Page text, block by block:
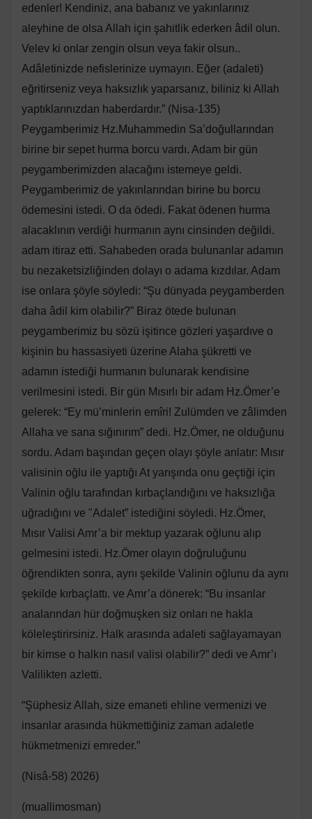
edenler! Kendiniz, ana babanız ve yakınlarınız
aleyhine de olsa Allah için şahitlik ederken âdil olun.
Velev ki onlar zengin olsun veya fakir olsun..
Adâletinizde nefislerinize uymayın. Eğer (adaleti)
eğritirseniz veya haksızlık yaparsanız, biliniz ki Allah
yaptıklarınızdan haberdardır.” (Nisa-135)
Peygamberimiz Hz.Muhammedin Sa’doğullarından
birine bir sepet hurma borcu vardı. Adam bir gün
peygamberimizden alacağını istemeye geldi.
Peygamberimiz de yakınlarından birine bu borcu
ödemesini istedi. O da ödedi. Fakat ödenen hurma
alacaklının verdiği hurmanın aynı cinsinden değildi.
adam itiraz etti. Sahabeden orada bulunanlar adamın
bu nezaketsizliğinden dolayı o adama kızdılar. Adam
ise onlara şöyle söyledi: “Şu dünyada peygamberden
daha âdil kim olabilir?” Biraz ötede bulunan
peygamberimiz bu sözü işitince gözleri yaşardıve o
kişinin bu hassasiyeti üzerine Alaha şükretti ve
adamın istediği hurmanın bulunarak kendisine
verilmesini istedi. Bir gün Mısırlı bir adam Hz.Ömer’e
gelerek: “Ey mü’minlerin emîri! Zulümden ve zâlimden
Allaha ve sana sığınırım” dedi. Hz.Ömer, ne olduğunu
sordu. Adam başından geçen olayı şöyle anlatır: Mısır
valisinin oğlu ile yaptığı At yarışında onu geçtiği için
Valinin oğlu tarafından kırbaçlandığını ve haksızlığa
uğradığını ve "Adalet” istediğini söyledi. Hz.Ömer,
Mısır Valisi Amr’a bir mektup yazarak oğlunu alıp
gelmesini istedi. Hz.Ömer olayın doğruluğunu
öğrendikten sonra, aynı şekilde Valinin oğlunu da aynı
şekilde kırbaçlattı. ve Amr’a dönerek: “Bu insanlar
analarından hür doğmuşken siz onları ne hakla
köleleştirirsiniz. Halk arasında adaleti sağlayamayan
bir kimse o halkın nasıl valisi olabilir?” dedi ve Amr’ı
Valilikten azletti.
“Şüphesiz Allah, size emaneti ehline vermenizi ve
insanlar arasında hükmettiğiniz zaman adaletle
hükmetmenizi emreder.”
(Nisâ-58) 2026)
(muallimosman)